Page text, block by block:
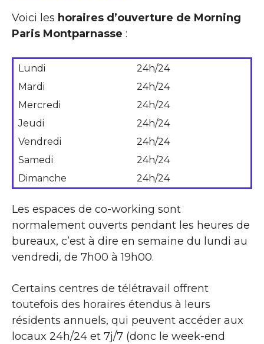
Voici les horaires d’ouverture de Morning
Paris Montparnasse :
Lundi
24h/24
Mardi
24h/24
Mercredi
24h/24
Jeudi
24h/24
Vendredi
24h/24
Samedi
24h/24
Dimanche
24h/24
Les espaces de co-working sont
normalement ouverts pendant les heures de
bureaux, c’est à dire en semaine du lundi au
vendredi, de 7h00 à 19h00.
Certains centres de télétravail offrent
toutefois des horaires étendus à leurs
résidents annuels, qui peuvent accéder aux
locaux 24h/24 et 7j/7 (donc le week-end